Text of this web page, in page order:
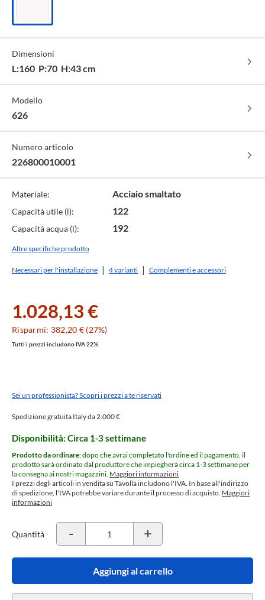
Bianco
alpino
cod.
001
Dimensioni
L:160 P:70 H:43 cm
Modello
626
Numero articolo
226800010001
Materiale: Acciaio smaltato
Capacità utile (l): 122
Capacità acqua (l): 192
Altre specifiche prodotto
Necessari per l'installazione 4 varianti Complementi e accessori
1.028,13 €
Risparmi: 382,20 € (27%)
Tutti i prezzi includono IVA 22%.
Sei un professionista? Scopri i prezzi a te riservati
Spedizione gratuita Italy da 2.000 €
Disponibilità: Circa 1-3 settimane
Prodotto da ordinare: dopo che avrai completato l'ordine ed il pagamento, il
prodotto sarà ordinato dal produttore che impiegherà circa 1-3 settimane per
la consegna ai nostri magazzini. Maggiori informazioni
I prezzi degli articoli in vendita su Tavolla includono l'IVA. In base all'indirizzo
di spedizione, l'IVA potrebbe variare durante il processo di acquisto. Maggiori
informazioni
Quantità - +
Aggiungi al carrello